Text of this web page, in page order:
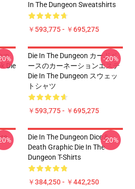
In The Dungeon Sweatshirts
￥593,775 - ￥695,275
Die
Die In The Dungeon カードベ
ースのカーネーションエステ
Die In The Dungeon スウェッ
トシャツ
￥593,775 - ￥695,275
-20%
Die In The Dungeon Dice &
Death Graphic Die In The
Dungeon T-Shirts
￥384,250 - ￥442,250
-20%